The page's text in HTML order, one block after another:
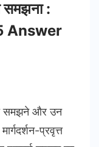
समझना :
Answer
समझने और उन
प्रवृत्त